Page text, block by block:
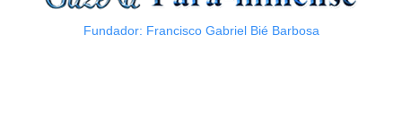
Fundador: Francisco Gabriel Bié Barbosa